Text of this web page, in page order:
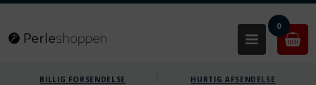
0
BILLIG FORSENDELSE HURTIG AFSENDELSE